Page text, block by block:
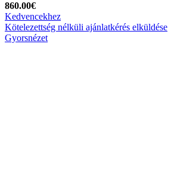
860.00€
Kedvencekhez
Kötelezettség nélküli ajánlatkérés elküldése
Gyorsnézet